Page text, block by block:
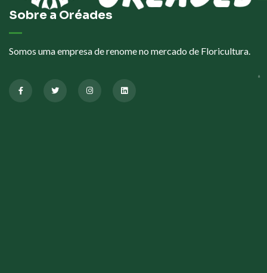
Sobre a Oréades
Somos uma empresa de renome no mercado de Floricultura.